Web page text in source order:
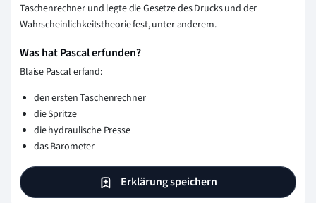
Taschenrechner und legte die Gesetze des Drucks und der
Wahrscheinlichkeitstheorie fest, unter anderem.
Was hat Pascal erfunden?
Blaise Pascal erfand:
den ersten Taschenrechner
die Spritze
die hydraulische Presse
das Barometer
Erklärung speichern